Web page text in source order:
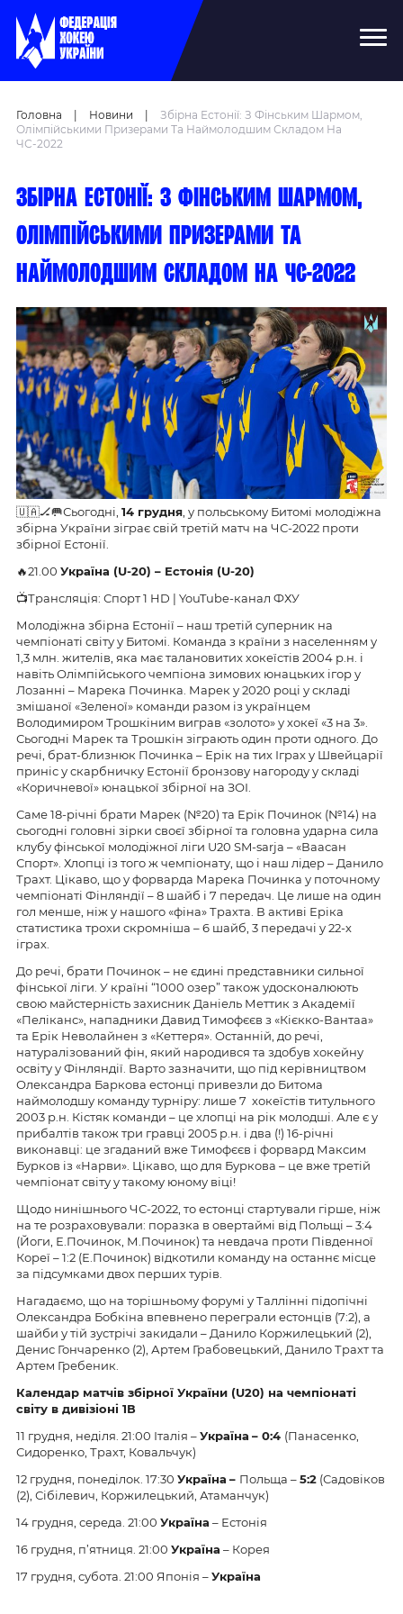
Головна Новини
Збірна Естонії: З Фінським Шармом,
Олімпійськими Призерами Та Наймолодшим Складом На
ЧС-2022
Збірна Естонії: З фінським шармом,
олімпійськими призерами та
наймолодшим складом на ЧС-2022
🇺🇦🏒🥅Сьогодні, 14 грудня , у польському Битомі молодіжна
збірна України зіграє свій третій матч на ЧС-2022 проти
збірної Естонії.
🔥21.00 Україна (U-20) – Естонія (U-20)
📺Трансляція: Спорт 1 HD | YouTube-канал ФХУ
Молодіжна збірна Естонії – наш третій суперник на
чемпіонаті світу у Битомі. Команда з країни з населенням у
1,3 млн. жителів, яка має талановитих хокеїстів 2004 р.н. і
навіть Олімпійського чемпіона зимових юнацьких ігор у
Лозанні – Марека Починка. Марек у 2020 році у складі
змішаної «Зеленої» команди разом із українцем
Володимиром Трошкіним виграв «золото» у хокеї «3 на 3».
Сьогодні Марек та Трошкін зіграють один проти одного. До
речі, брат-близнюк Починка – Ерік на тих Іграх у Швейцарії
приніс у скарбничку Естонії бронзову нагороду у складі
«Коричневої» юнацької збірної на ЗОІ.
Саме 18-річні брати Марек (№20) та Ерік Починок (№14) на
сьогодні головні зірки своєї збірної та головна ударна сила
клубу фінської молодіжної ліги U20 SM-sarja – «Ваасан
Спорт». Хлопці із того ж чемпіонату, що і наш лідер – Данило
Трахт. Цікаво, що у форварда Марека Починка у поточному
чемпіонаті Фінляндії – 8 шайб і 7 передач. Це лише на один
гол менше, ніж у нашого «фіна» Трахта. В активі Еріка
статистика трохи скромніша – 6 шайб, 3 передачі у 22-х
іграх.
До речі, брати Починок – не єдині представники сильної
фінської ліги. У країні “1000 озер” також удосконалюють
свою майстерність захисник Даніель Меттик з Академії
«Пеліканс», нападники Давид Тимофєєв з «Кієкко-Вантаа»
та Ерік Неволайнен з «Кеттеря». Останній, до речі,
натуралізований фін, який народився та здобув хокейну
освіту у Фінляндії. Варто зазначити, що під керівництвом
Олександра Баркова естонці привезли до Битома
наймолодшу команду турніру: лише 7 хокеїстів титульного
2003 р.н. Кістяк команди – це хлопці на рік молодші. Але є у
прибалтів також три гравці 2005 р.н. і два (!) 16-річні
виконавці: це згаданий вже Тимофєєв і форвард Максим
Бурков із «Нарви». Цікаво, що для Буркова – це вже третій
чемпіонат світу у такому юному віці!
Щодо нинішнього ЧС-2022, то естонці стартували гірше, ніж
на те розраховували: поразка в овертаймі від Польщі – 3:4
(Йоги, Е.Починок, М.Починок) та невдача проти Південної
Кореї – 1:2 (Е.Починок) відкотили команду на останнє місце
за підсумками двох перших турів.
Нагадаємо, що на торішньому форумі у Таллінні підопічні
Олександра Бобкіна впевнено переграли естонців (7:2), а
шайби у тій зустрічі закидали – Данило Коржилецький (2),
Денис Гончаренко (2), Артем Грабовецький, Данило Трахт та
Артем Гребеник.
Календар матчів збірної України (U20) на чемпіонаті
світу в дивізіоні 1В
11 грудня, неділя. 21:00 Італія –Україна – 0:4 (Панасенко,
Сидоренко, Трахт, Ковальчук)
12 грудня, понеділок. 17:30 Україна – Польща –5:2 (Садовіков
(2), Сібілевич, Коржилецький, Атаманчук)
14 грудня, середа. 21:00 Україна – Естонія
16 грудня, п’ятниця. 21:00 Україна – Корея
17 грудня, субота. 21:00 Японія –Україна